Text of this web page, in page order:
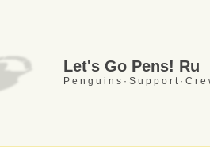
Let's Go Pens! Ru
P e n g u i n s · S u p p o r t · C r e